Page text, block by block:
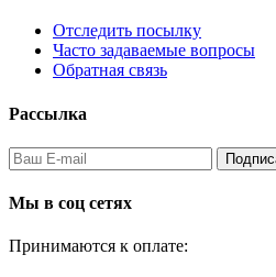
Отследить посылку
Часто задаваемые вопросы
Обратная связь
Рассылка
Мы в соц сетях
Принимаются к оплате: